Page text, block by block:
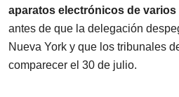
aparatos electrónicos de
antes de que la delegación
Nueva York y que los tribunales
comparecer el 30 de julio.